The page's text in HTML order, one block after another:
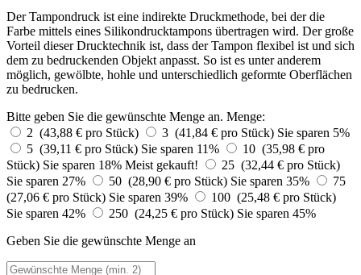
Der Tampondruck ist eine indirekte Druckmethode, bei der die
Farbe mittels eines Silikondrucktampons übertragen wird. Der große
Vorteil dieser Drucktechnik ist, dass der Tampon flexibel ist und sich
dem zu bedruckenden Objekt anpasst. So ist es unter anderem
möglich, gewölbte, hohle und unterschiedlich geformte Oberflächen
zu bedrucken.
Bitte geben Sie die gewünschte Menge an. Menge:
2 (43,88 € pro Stück)
3 (41,84 € pro Stück) Sie sparen 5%
5 (39,11 € pro Stück) Sie sparen 11%
10 (35,98 € pro
Stück) Sie sparen 18% Meist gekauft!
25 (32,44 € pro Stück)
Sie sparen 27%
50 (28,90 € pro Stück) Sie sparen 35%
75
(27,06 € pro Stück) Sie sparen 39%
100 (25,48 € pro Stück)
Sie sparen 42%
250 (24,25 € pro Stück) Sie sparen 45%
Geben Sie die gewünschte Menge an